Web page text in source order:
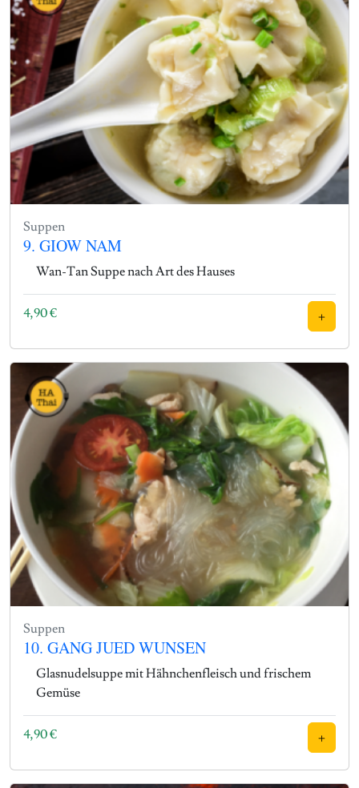
Suppen
9. GIOW NAM
Wan-Tan Suppe nach Art des Hauses
4,90€ +
Suppen
10. GANG JUED WUNSEN
Glasnudelsuppe mit Hähnchenfleisch und frischem
Gemüse
4,90€ +